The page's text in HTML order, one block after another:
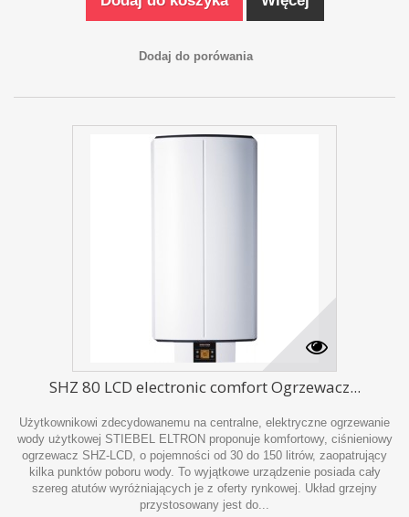
Dodaj do porówania
SHZ 80 LCD electronic comfort Ogrzewacz...
Użytkownikowi zdecydowanemu na centralne, elektryczne ogrzewanie
wody użytkowej STIEBEL ELTRON proponuje komfortowy, ciśnieniowy
ogrzewacz SHZ-LCD, o pojemności od 30 do 150 litrów, zaopatrujący
kilka punktów poboru wody. To wyjątkowe urządzenie posiada cały
szereg atutów wyróżniających je z oferty rynkowej. Układ grzejny
przystosowany jest do...